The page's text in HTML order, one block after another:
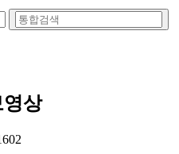
영상